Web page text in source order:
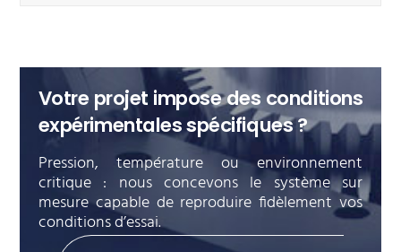
Votre projet impose des conditions
expérimentales spécifiques ?
Pression, température ou environnement
critique : nous concevons le système sur
mesure capable de reproduire fidèlement vos
conditions d’essai.